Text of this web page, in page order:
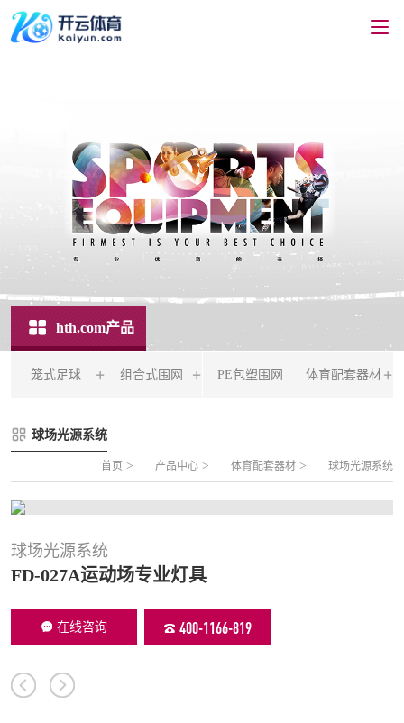
hth.com产品
笼式足球
FLZ-B 夹芯板笼式足球
FLZ-C 半格栅笼式足球
FLZ-D PE包塑笼式足球
组合式围网
片装组合式围网
PE包塑围网 体育配套器材
球场光源系统
首页 > 产品中心 > 体育配套器材 > 球场光源系统
球场光源系统
FD-027A运动场专业灯具
在线咨询 400-1166-819